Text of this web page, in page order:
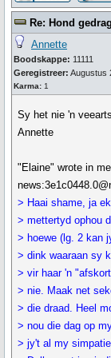
Re: Hond gedrag
Annette
Boodskappe: 11111
Geregistreer: Augustus
Karma: 1
Sy het nie 'n
Annette
"Elaine" wrote in
> Haai shame, ja
> mettertyd ophou
> hoewe (lg. 2 kan
> dink waaraan sy
> vir haar 'n
> nie. Maak net
> die draad. Heel
> nou die dag op
> jy't al my